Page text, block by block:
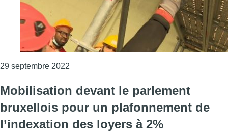
29 septembre 2022
Mobilisation devant le parlement
bruxellois pour un plafonnement de
l’indexation des loyers à 2%